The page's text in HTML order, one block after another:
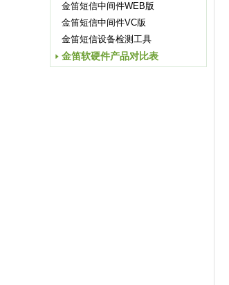
金笛短信中间件WEB版
金笛短信中间件VC版
金笛短信设备检测工具
金笛软硬件产品对比表